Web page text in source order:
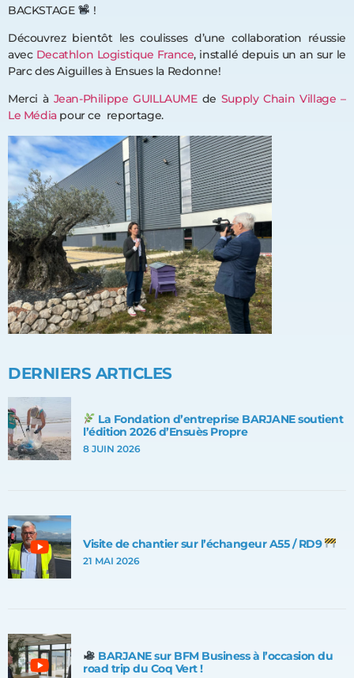
BACKSTAGE
!
Découvrez bientôt les coulisses d’une collaboration réussie
avec Decathlon Logistique France, installé depuis un an sur le
Parc des Aiguilles à Ensues la Redonne!
Merci à Jean-Philippe GUILLAUMEde Supply Chain Village –
Le Médiapour ce reportage.
DERNIERS ARTICLES
La Fondation d’entreprise BARJANE soutient
l’édition 2026 d’Ensuès Propre
8 JUIN 2026
Visite de chantier sur l’échangeur A55 / RD9
21 MAI 2026
BARJANE sur BFM Business à l’occasion du
road trip du Coq Vert !